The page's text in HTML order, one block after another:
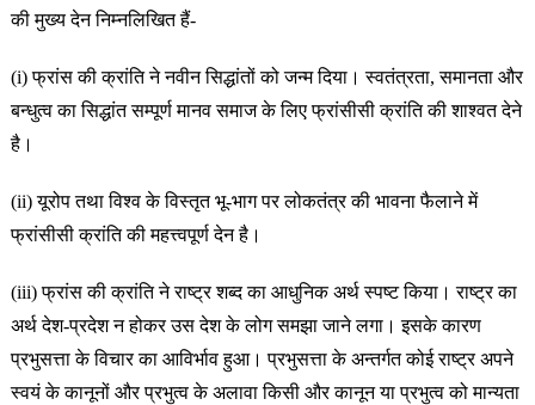
की मुख्य देन निम्नलिखित हैं-
(i) फ्रांस की क्रांति ने नवीन सिद्धांतों को जन्म दिया। स्वतंत्रता, समानता और
बन्धुत्व का सिद्धांत सम्पूर्ण मानव समाज के लिए फ्रांसीसी क्रांति की शाश्वत देने
है।
(ii) यूरोप तथा विश्व के विस्तृत भू-भाग पर लोकतंत्र की भावना फैलानेमें
फ्रांसीसी क्रांति की महत्त्वपूर्ण देन है।
(iii) फ्रांस की क्रांति ने राष्ट्र शब्द का आधुनिक अर्थ स्पष्ट किया। राष्ट्रका
अर्थ देश-प्रदेश न होकर उस देश के लोग समझा जाने लगा। इसके कारण
प्रभुसत्ता के विचार का आविर्भाव हुआ। प्रभुसत्ता के अन्तर्गत कोई राष्ट्र अपने
स्वयं के कानूनों और प्रभुत्व के अलावा किसी और कानून या प्रभुत्व को मान्यता